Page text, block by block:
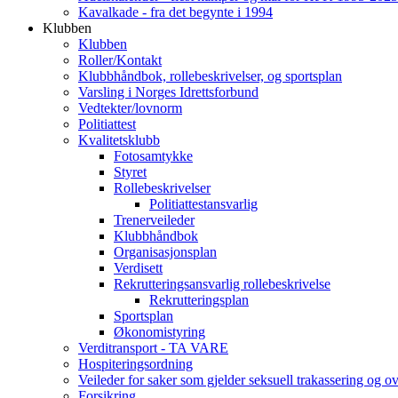
Kavalkade - fra det begynte i 1994
Klubben
Klubben
Roller/Kontakt
Klubbhåndbok, rollebeskrivelser, og sportsplan
Varsling i Norges Idrettsforbund
Vedtekter/lovnorm
Politiattest
Kvalitetsklubb
Fotosamtykke
Styret
Rollebeskrivelser
Politiattestansvarlig
Trenerveileder
Klubbhåndbok
Organisasjonsplan
Verdisett
Rekrutteringsansvarlig rollebeskrivelse
Rekrutteringsplan
Sportsplan
Økonomistyring
Verditransport - TA VARE
Hospiteringsordning
Veileder for saker som gjelder seksuell trakassering og